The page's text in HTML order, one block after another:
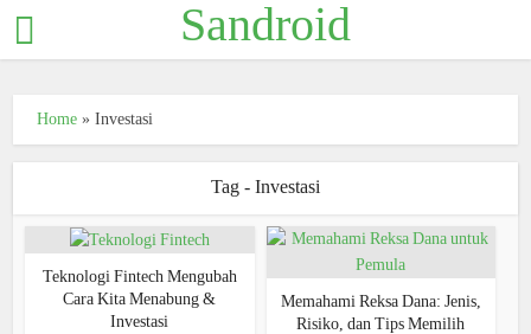
Sandroid
Home »Investasi
Tag - Investasi
Teknologi Fintech Mengubah
Cara Kita Menabung &
Investasi
Memahami Reksa Dana: Jenis,
Risiko, dan Tips Memilih